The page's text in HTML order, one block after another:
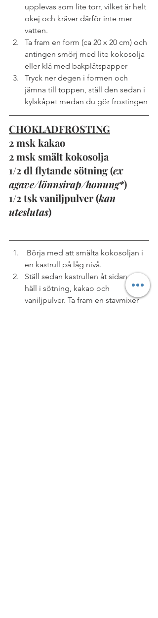
upplevas som lite torr, vilket är helt
okej och kräver därför inte mer
vatten.
Ta fram en form (ca 20 x 20 cm) och
antingen smörj med lite kokosolja
eller klä med bakplåtspapper
Tryck ner degen i formen och
jämna till toppen, ställ den sedan i
kylskåpet medan du gör frostingen
CHOKLADFROSTING
2 msk kakao
2 msk smält kokosolja
1/2 dl flytande sötning (ex
agave/lönnsirap/honung*)
1/2 tsk vaniljpulver (kan
uteslutas)
en kastrull på låg nivå.
Ställ sedan kastrullen åt sidan och
häll i sötning, kakao och
vaniljpulver. Ta fram en stavmixer